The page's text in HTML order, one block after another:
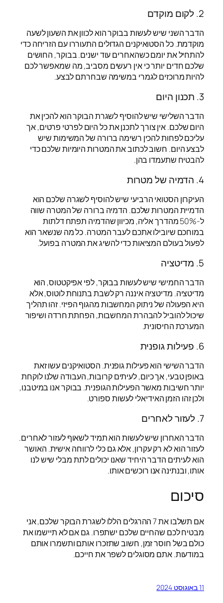
2. לקום מוקדם
הדבר השני שיש לעשות בבוקר הוא לכוון את השעון לשעה
מוקדמת. כל הסטואיקנים הגדולים התעוררו עם הזריחה כדי
להתחיל את יומם כשהאחרים עוד ישנים. בבוקר, החושים
שלכם חדים יותר כי אין רעשים מסביב, מה שמאפשר לכם
להיות מרוכזים לגמרי במשימה שבחרתם לבצע.
3. תכנון היום
הדבר השלישי שיש להוסיף לשגרת הבוקר הוא להכין את
היום שלכם. אין צורך לתכנן את כל היום לפרטי פרטים, אך
עליכם לפחות להכין רשימה ברורה של המשימות שיש
לבצע היום. חשוב לכתוב את המטרות היומיות שלכם כדי
להבטיח שתעמדו בהן.
4. הדמיה של מטרות
העיקרון הסטואי הרביעי שיש להוסיף לשגרה שלכם הוא
הדמיית המטרות שלכם. הדמיה ברורה של המטרה שווה
ל-50% מהדרך אליה, מכיוון שהדמיה תפתח דלתות
במוחכם שיובילו אתכם לעבר המטרה. כל מה שנשאר הוא
לפעול בעולם המציאות כדי להשיג את המטרה בפועל.
5. מדיטציה
הדבר החמישי שיש לעשות בבוקר, לפי אפיקטטוס, הוא
מדיטציה. מדיטציה איננה רק לשבת בתנוחת לוטוס, אלא
היא הפעולה של ניתוק המחשבות מהגוף הפיזי. זהו תהליך
שיכול להוביל להבהרת המחשבות, הפחתת חרדה ושיפור
המערכת החיסונית.
6. פעילות גופנית
הדבר השישי הוא פעילות גופנית. הסטואיקנים עשו זאת
באופן טבעי, אך כיום, לעיתים קרובות, העבודה שלנו לוקחת
יותר חשיבות מאשר הפעילות הגופנית. בבוקר אנו במיטבנו,
ולכן זהו הזמן האידיאלי לעשות ספורט.
7. לעזור לאחרים
הדבר האחרון שיש לעשות הוא תמיד לשאוף לעזור לאחרים.
לעזור הוא לא רק עקרון, אלא גם כלי לרווחה אישית. האושר
הוא לעיתים הדבר היחיד שאנו יכולים לתת מבלי שיש לנו
אותו, ובנתינה אנו רוכשים אותו.
סיכום
אם תשלבו את 7 ההרגלים הללו לשגרת הבוקר שלכם, אני
מבטיח לכם שהחיים שלכם ישתפרו. גם אם לא תיישמו את
כולם בשל חוסר זמן, חשוב שתזכרו אותם ותשמרו אותם
במודעות. אתם מסוגלים לשפר את חייכם.
11 באוגוסט 2024